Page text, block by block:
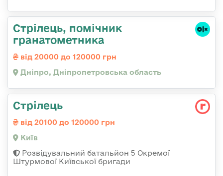
Стрілець, помічник
гранатометника
від 20000 до 120000 грн
Дніпро, Дніпропетровська область
Стрілець
від 20100 до 120000 грн
Київ
Розвідувальний батальйон 5 Окремої
Штурмової Київської бригади